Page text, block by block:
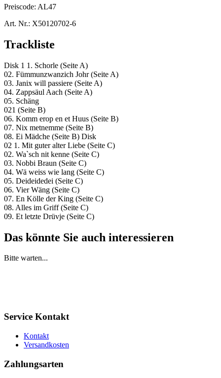
Preiscode: AL47
Art. Nr.: X50120702-6
Trackliste
Disk 1 1. Schorle (Seite A)
02. Fümmunzwanzich Johr (Seite A)
03. Janix will passiere (Seite A)
04. Zappsäul Aach (Seite A)
05. Schäng
021 (Seite B)
06. Komm erop en et Huus (Seite B)
07. Nix metnemme (Seite B)
08. Ei Mädche (Seite B) Disk
02 1. Mit guter alter Liebe (Seite C)
02. Wa`sch nit kenne (Seite C)
03. Nobbi Braun (Seite C)
04. Wä weiss wie lang (Seite C)
05. Deideidedei (Seite C)
06. Vier Wäng (Seite C)
07. En Kölle der King (Seite C)
08. Alles im Griff (Seite C)
09. Et letzte Drüvje (Seite C)
Das könnte Sie auch interessieren
Bitte warten...
Service Kontakt
Kontakt
Versandkosten
Zahlungsarten